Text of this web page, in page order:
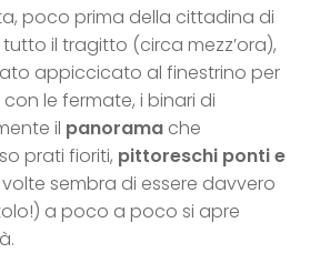
poco prima della cittadina di
il tragitto (circa mezz’ora),
appiccicato al finestrino per
le fermate, i binari di
il panorama che
prati fioriti, pittoreschi ponti e
sembra di essere davvero
a poco a poco si apre